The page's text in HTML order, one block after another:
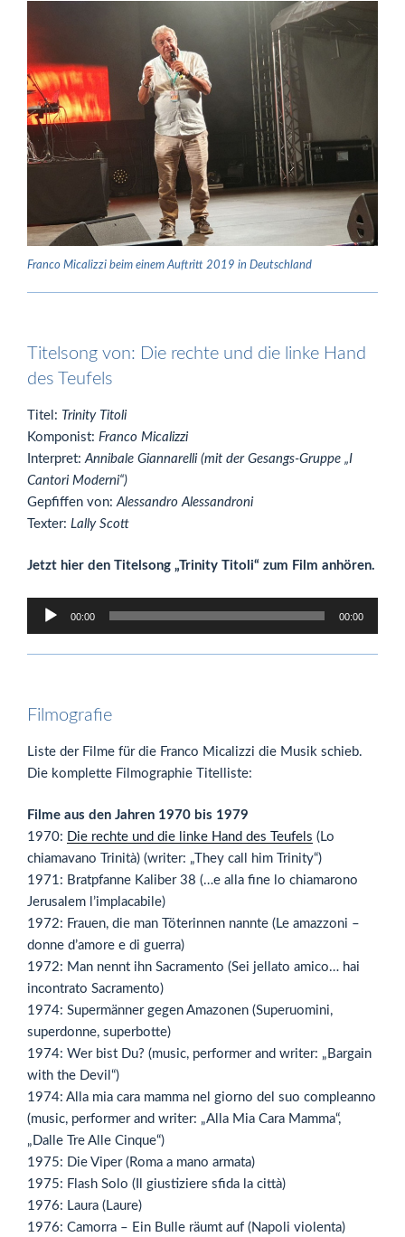
Franco Micalizzi beim einem Auftritt 2019 in Deutschland
Titelsong von: Die rechte und die linke Hand
des Teufels
Titel: Trinity Titoli
Komponist: Franco Micalizzi
Interpret: Annibale Giannarelli (mit der Gesangs-Gruppe „I
Cantori Moderni“)
Gepfiffen von: Alessandro Alessandroni
Texter: Lally Scott
Jetzt hier den Titelsong „Trinity Titoli“ zum Film anhören.
Audio-
00:00 00:00
Filmografie
Liste der Filme für die Franco Micalizzi die Musik schieb.
Die komplette Filmographie Titelliste:
Filme aus den Jahren 1970 bis 1979
1970: Die rechte und die linke Hand des Teufels (Lo
chiamavano Trinità) (writer: „They call him Trinity“)
1971: Bratpfanne Kaliber 38 (…e alla fine lo chiamarono
Jerusalem l’implacabile)
1972: Frauen, die man Töterinnen nannte (Le amazzoni –
donne d’amore e di guerra)
1972: Man nennt ihn Sacramento (Sei jellato amico… hai
incontrato Sacramento)
1974: Supermänner gegen Amazonen (Superuomini,
superdonne, superbotte)
1974: Wer bist Du? (music, performer and writer: „Bargain
with the Devil“)
1974: Alla mia cara mamma nel giorno del suo compleanno
(music, performer and writer: „Alla Mia Cara Mamma“,
„Dalle Tre Alle Cinque“)
1975: Die Viper (Roma a mano armata)
1975: Flash Solo (Il giustiziere sfida la città)
1976: Laura (Laure)
1976: Camorra – Ein Bulle räumt auf (Napoli violenta)